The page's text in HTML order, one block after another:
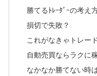
勝てるﾄﾚｰﾀﾞｰの考え
損切で失敗？
これがなきゃトレー
自動売買ならラクに
なかなか勝てない時